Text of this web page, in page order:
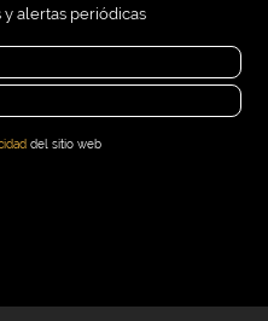
alertas periódicas
del sitio web